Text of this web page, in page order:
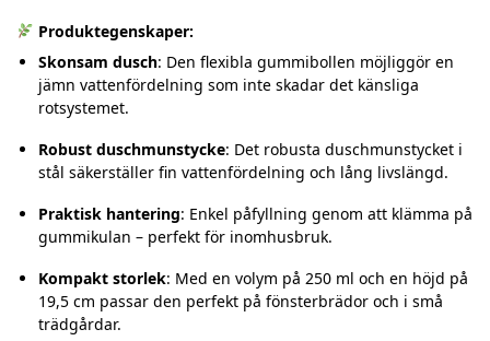
Produktegenskaper:
Skonsam dusch: Den flexibla gummibollen möjliggör en
jämn vattenfördelning som inte skadar det känsliga
rotsystemet.
Robust duschmunstycke: Det robusta duschmunstycket i
stål säkerställer fin vattenfördelning och lång livslängd.
Praktisk hantering: Enkel påfyllning genom att klämma på
gummikulan – perfekt för inomhusbruk.
Kompakt storlek: Med en volym på 250 ml och en höjd på
19,5 cm passar den perfekt på fönsterbrädor och i små
trädgårdar.